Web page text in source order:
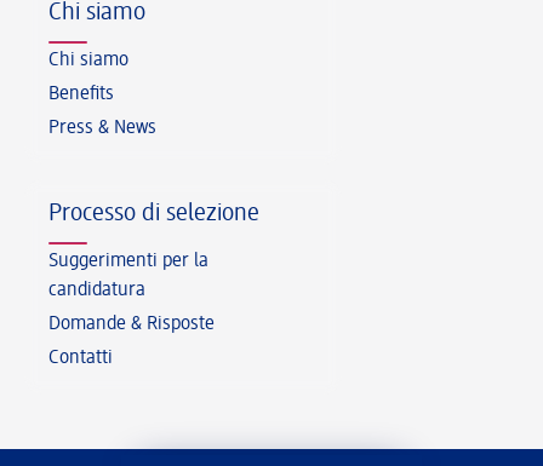
Chi siamo
Chi siamo
Benefits
Press & News
Processo di selezione
Suggerimenti per la
candidatura
Domande & Risposte
Contatti